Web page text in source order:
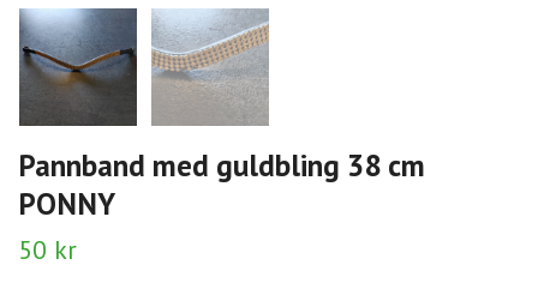
Pannband med guldbling 38 cm
PONNY
50 kr